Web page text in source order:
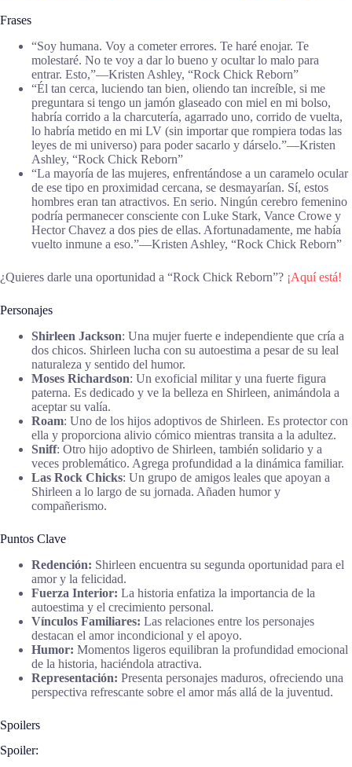
Frases
“Soy humana. Voy a cometer errores. Te haré enojar. Te
molestaré. No te voy a dar lo bueno y ocultar lo malo para
entrar. Esto,”―Kristen Ashley, “Rock Chick Reborn”
“Él tan cerca, luciendo tan bien, oliendo tan increíble, si me
preguntara si tengo un jamón glaseado con miel en mi bolso,
habría corrido a la charcutería, agarrado uno, corrido de vuelta,
lo habría metido en mi LV (sin importar que rompiera todas las
leyes de mi universo) para poder sacarlo y dárselo.”―Kristen
Ashley, “Rock Chick Reborn”
“La mayoría de las mujeres, enfrentándose a un caramelo ocular
de ese tipo en proximidad cercana, se desmayarían. Sí, estos
hombres eran tan atractivos. En serio. Ningún cerebro femenino
podría permanecer consciente con Luke Stark, Vance Crowe y
Hector Chavez a dos pies de ellas. Afortunadamente, me había
vuelto inmune a eso.”―Kristen Ashley, “Rock Chick Reborn”
¿Quieres darle una oportunidad a “Rock Chick Reborn”? ¡Aquí está!
Personajes
Shirleen Jackson: Una mujer fuerte e independiente que cría a
dos chicos. Shirleen lucha con su autoestima a pesar de su leal
naturaleza y sentido del humor.
Moses Richardson: Un exoficial militar y una fuerte figura
paterna. Es dedicado y ve la belleza en Shirleen, animándola a
aceptar su valía.
Roam: Uno de los hijos adoptivos de Shirleen. Es protector con
ella y proporciona alivio cómico mientras transita a la adultez.
Sniff: Otro hijo adoptivo de Shirleen, también solidario y a
veces problemático. Agrega profundidad a la dinámica familiar.
Las Rock Chicks: Un grupo de amigos leales que apoyan a
Shirleen a lo largo de su jornada. Añaden humor y
compañerismo.
Puntos Clave
Redención: Shirleen encuentra su segunda oportunidad para el
amor y la felicidad.
Fuerza Interior: La historia enfatiza la importancia de la
autoestima y el crecimiento personal.
Vínculos Familiares: Las relaciones entre los personajes
destacan el amor incondicional y el apoyo.
Humor: Momentos ligeros equilibran la profundidad emocional
de la historia, haciéndola atractiva.
Representación: Presenta personajes maduros, ofreciendo una
perspectiva refrescante sobre el amor más allá de la juventud.
Spoilers
Spoiler: